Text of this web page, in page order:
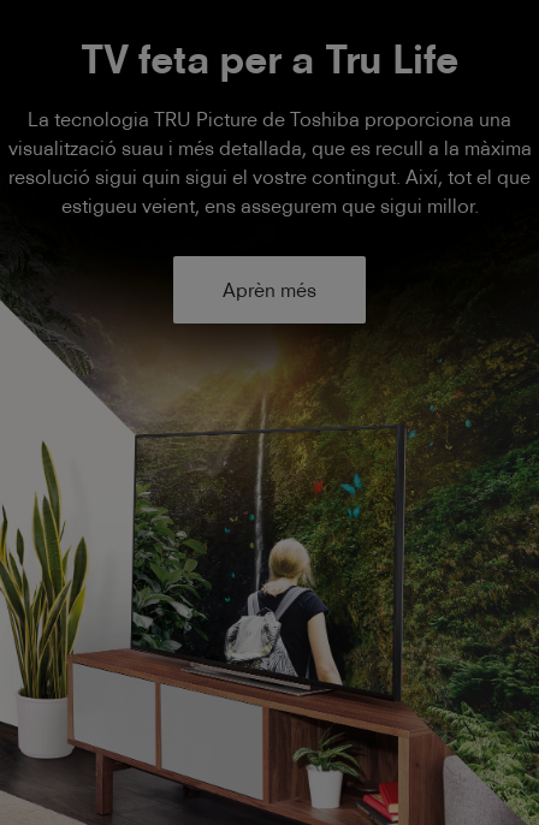
TV feta per a Tru Life
La tecnologia TRU Picture de Toshiba proporciona una
visualització suau i més detallada, que es recull a la màxima
resolució sigui quin sigui el vostre contingut. Així, tot el que
estigueu veient, ens assegurem que sigui millor.
Aprèn més